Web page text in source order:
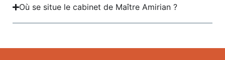
Où se situe le cabinet de Maître Amirian ?